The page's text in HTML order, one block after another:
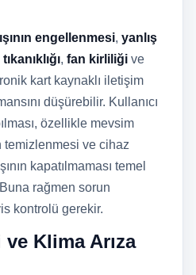
engellenmesi, yanlış
, fan kirliliği ve
kart kaynaklı iletişim
düşürebilir. Kullanıcı
özellikle mevsim
temizlenmesi ve cihaz
kapatılmaması temel
rağmen sorun
kontrolü gerekir.
Klima Arıza